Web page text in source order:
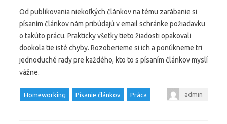
Od publikovania niekoľkých článkov na tému zarábanie si
písaním článkov nám pribúdajú v email schránke požiadavku
o takúto prácu. Prakticky všetky tieto žiadosti opakovali
dookola tie isté chyby. Rozoberieme si ich a ponúkneme tri
jednoduché rady pre každého, kto to s písaním článkov myslí
vážne.
Homeworking Písanie článkov Práca admin